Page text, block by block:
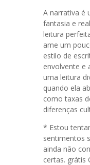
A narrativa é
fantasia e
leitura
ame um
estilo de
envolvente e
uma leitura
quando ela
como taxas
diferenças
* Estou
sentimentos
ainda não
certas. grátis